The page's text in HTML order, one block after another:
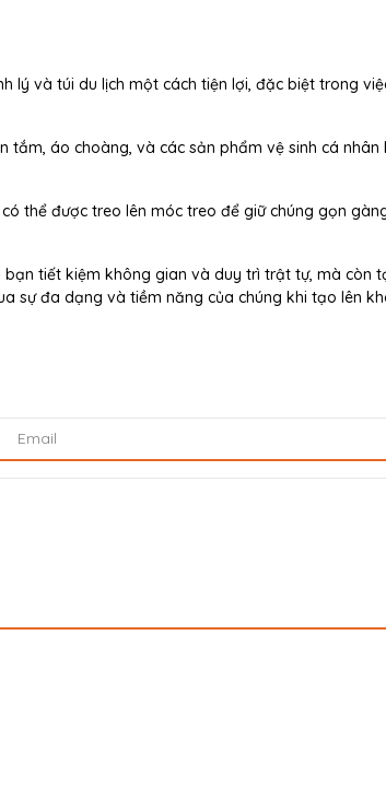
lý và túi du lịch một cách tiện lợi, đặc biệt trong
áo choàng, và các sản phẩm vệ sinh cá nhân
thể được treo lên móc treo để giữ chúng gọn
tiết kiệm không gian và duy trì trật tự, mà còn
sự đa dạng và tiềm năng của chúng khi tạo lên